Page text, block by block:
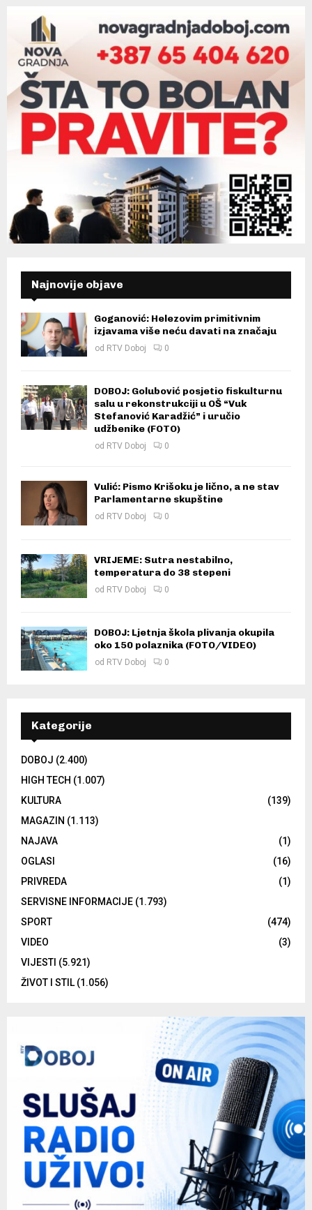
Najnovije objave
Goganović: Helezovim primitivnim
izjavama više neću davati na značaju
od RTV Doboj 0
DOBOJ: Golubović posjetio fiskulturnu
salu u rekonstrukciji u OŠ “Vuk
Stefanović Karadžić” i uručio
udžbenike (FOTO)
od RTV Doboj 0
Vulić: Pismo Krišoku je lično, a ne stav
Parlamentarne skupštine
od RTV Doboj 0
VRIJEME: Sutra nestabilno,
temperatura do 38 stepeni
od RTV Doboj 0
DOBOJ: Ljetnja škola plivanja okupila
oko 150 polaznika (FOTO/VIDEO)
od RTV Doboj 0
Kategorije
DOBOJ (2.400)
HIGH TECH (1.007)
KULTURA
(139)
MAGAZIN (1.113)
NAJAVA
(1)
OGLASI
(16)
PRIVREDA
(1)
SERVISNE INFORMACIJE (1.793)
SPORT
(474)
VIDEO
(3)
VIJESTI (5.921)
ŽIVOT I STIL(1.056)